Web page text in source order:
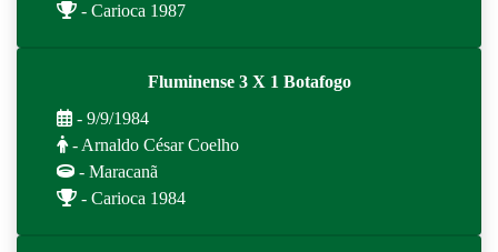
- Carioca 1987
Fluminense 3 X 1 Botafogo
- 9/9/1984
- Arnaldo César Coelho
- Maracanã
- Carioca 1984